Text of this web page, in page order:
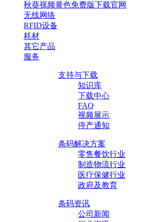
秋葵视频黄色免费版下载官网
无线网络
RFID设备
耗材
其它产品
服务
支持与下载
知识库
下载中心
FAQ
视频展示
停产通知
条码解决方案
零售餐饮行业
制造物流行业
医疗保健行业
政府及教育
条码资讯
公司新闻